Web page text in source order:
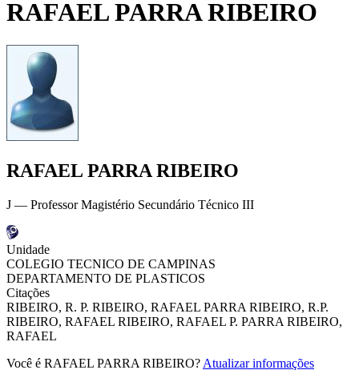
RAFAEL PARRA RIBEIRO
RAFAEL PARRA RIBEIRO
J — Professor Magistério Secundário Técnico III
Unidade
COLEGIO TECNICO DE CAMPINAS
DEPARTAMENTO DE PLASTICOS
Citações
RIBEIRO, R. P. RIBEIRO, RAFAEL PARRA RIBEIRO, R.P.
RIBEIRO, RAFAEL RIBEIRO, RAFAEL P. PARRA RIBEIRO,
RAFAEL
Você é RAFAEL PARRA RIBEIRO? Atualizar informações